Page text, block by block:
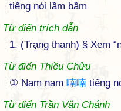
tiếng nói lầm bầm
Từ điển trích dẫn
1. (Trạng thanh) § Xem
Từ điển Thiều Chửu
① Nam nam 喃喃 tiếng
Từ điển Trần Văn Chánh